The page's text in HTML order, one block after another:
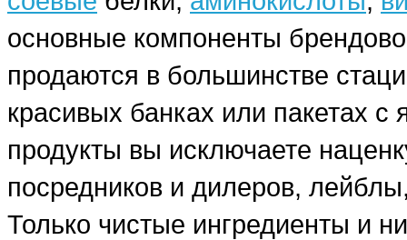
основные компоненты
продаются в большинстве
красивых банках или пакетах
продукты вы исключаете
посредников и дилеров,
Только чистые ингредиенты и